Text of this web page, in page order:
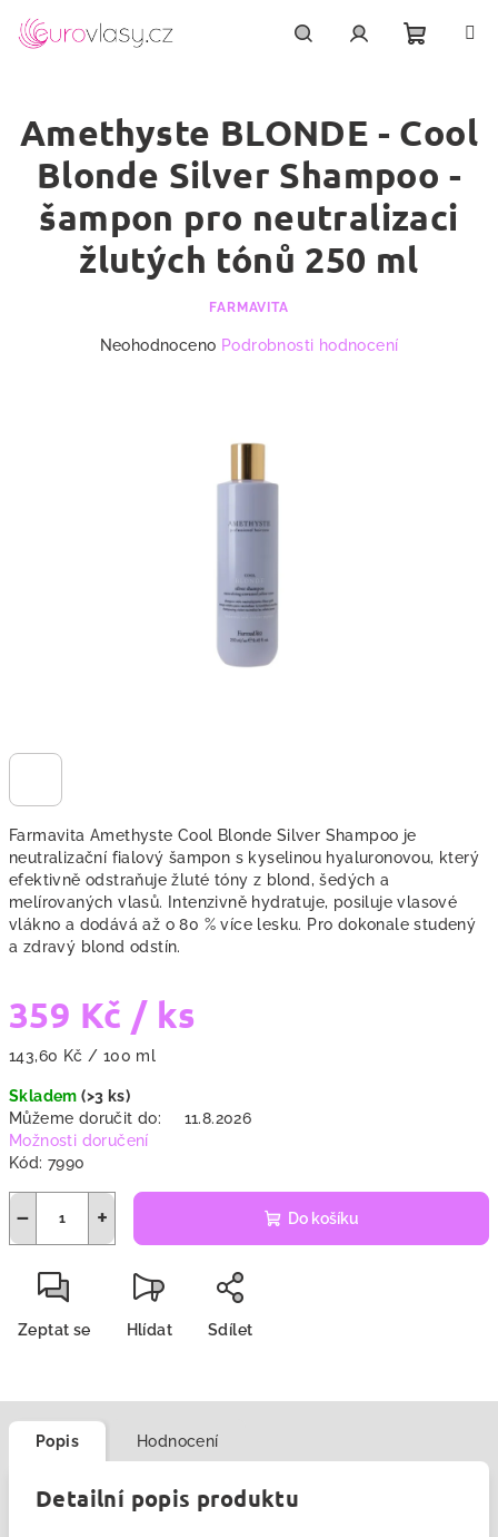
obsah
košík
Farmavita Amethyste Cool Blonde Silver Shampoo je
neutralizační fialový šampon s kyselinou hyaluronovou, který
efektivně odstraňuje žluté tóny z blond, šedých a
melírovaných vlasů. Intenzivně hydratuje, posiluje vlasové
vlákno a dodává až o 80 % více lesku. Pro dokonale studený
a zdravý blond odstín.
359 Kč / ks
Měrná
143,60 Kč / 100 ml
Skladem(>3 ks)
Můžeme doručit do:
11.8.2026
Možnosti doručení
Kód: 7990
+
− Do košíku
Zeptat se Hlídat Sdílet
Amethyste BLONDE - Cool
Blonde Silver Shampoo -
šampon pro neutralizaci
žlutých tónů 250 ml
FARMAVITA
Neohodnoceno Podrobnosti hodnocení
Popis Hodnocení
Detailní popis produktu